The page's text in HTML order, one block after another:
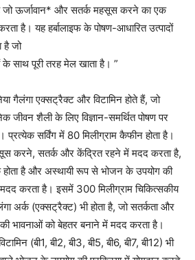
है जो ऊर्जावान* और सतर्क महसूस करने का एक
है। यह हर्बालाइफ के पोषण-आधारित उत्पादों
है जो
साथ पूरी तरह मेल खाता है। ”
गैलंगा एक्सट्रैक्ट और विटामिन होते हैं, जो
जीवन शैली के लिए विज्ञान-समर्थित पोषण पर
सर्विंग में 80 मिलीग्राम कैफीन होता है।
करने, सतर्क और केंद्रित रहने में मदद करता है,
होता है और अस्थायी रूप से भोजन के उपयोग की
करता है। इसमें 300 मिलीग्राम चिकित्सकीय
अर्क (एक्सट्रैक्ट) भी होता है, जो सतर्कता और
भावनाओं को बेहतर बनाने में मदद करता है।
(बी1, बी2, बी3, बी5, बी6, बी7, बी12) भी